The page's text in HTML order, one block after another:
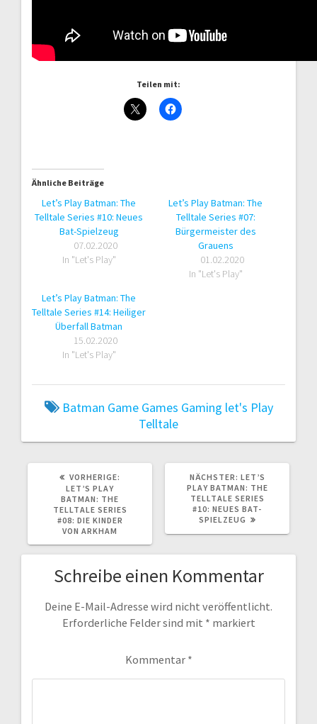
Teilen mit:
Ähnliche Beiträge
Let’s Play Batman: The
Telltale Series #10: Neues
Bat-Spielzeug
07.02.2020
In "Let's Play"
Let’s Play Batman: The
Telltale Series #07:
Bürgermeister des
Grauens
01.02.2020
In "Let's Play"
Let’s Play Batman: The
Telltale Series #14: Heiliger
Überfall Batman
15.02.2020
In "Let's Play"
Batman Game Games Gaming let's Play
Telltale
VORHERIGE:
LET’S PLAY
BATMAN: THE
TELLTALE SERIES
#08: DIE KINDER
VON ARKHAM
NÄCHSTER: NÄCHSTER
BEITRAG:
LET’S
PLAY BATMAN: THE
TELLTALE SERIES
#10: NEUES BAT-
SPIELZEUG
Schreibe einen Kommentar
Deine E-Mail-Adresse wird nicht veröffentlicht.
Erforderliche Felder sind mit * markiert
Kommentar *